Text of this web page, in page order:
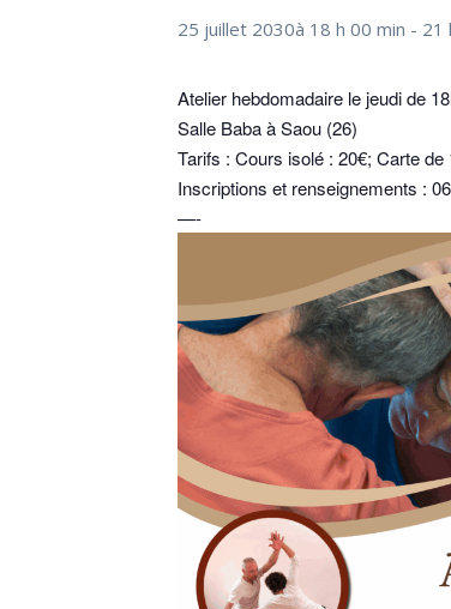
25 juillet 2030à 18 h 00 min - 21
Atelier hebdomadaire le jeudi de
Salle Baba à Saou (26)
Tarifs : Cours isolé : 20€; Carte
Inscriptions et renseignements :
—-